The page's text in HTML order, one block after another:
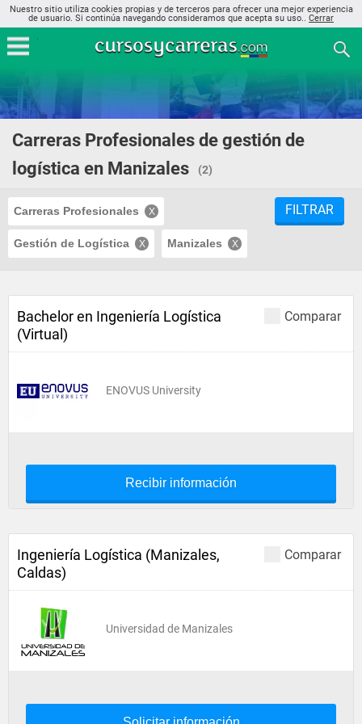
Nuestro sitio utiliza cookies propias y de terceros para ofrecer una mejor experiencia
de usuario. Si continúa navegando consideramos que acepta su uso.. Cerrar
Carreras Profesionales de gestión de
logística en Manizales
(2)
Carreras Profesionales
Gestión de Logística Manizales
FILTRAR
Comparar
Bachelor en Ingeniería Logística
(Virtual)
ENOVUS University
Recibir información
Comparar
Ingeniería Logística (Manizales,
Caldas)
Universidad de Manizales